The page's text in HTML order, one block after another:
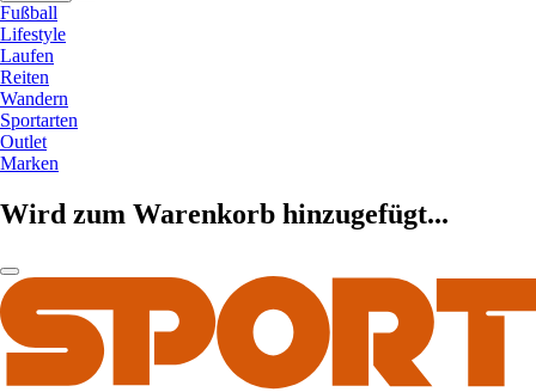
Fußball
Lifestyle
Laufen
Reiten
Wandern
Sportarten
Outlet
Marken
Wird zum Warenkorb hinzugefügt...